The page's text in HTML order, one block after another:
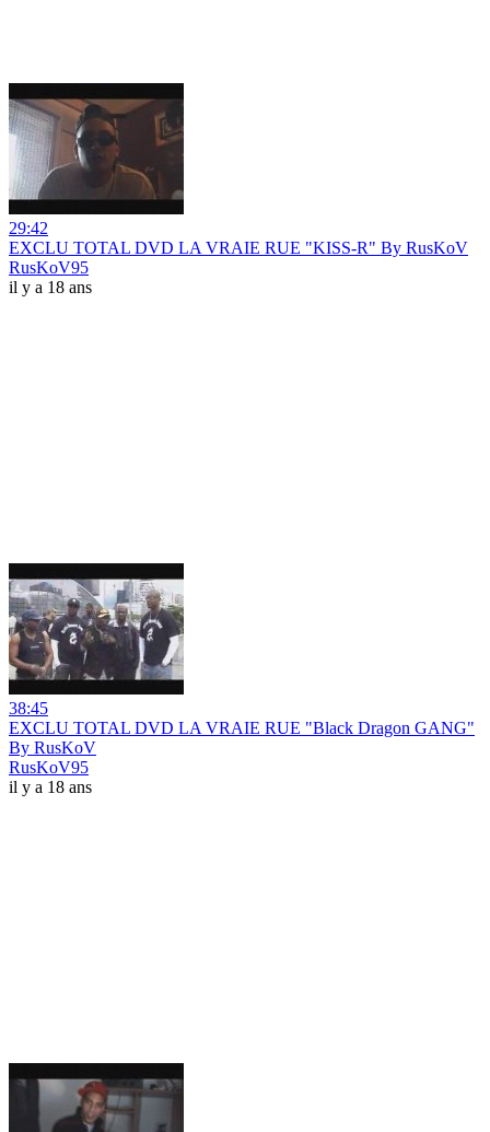
29:42
EXCLU TOTAL DVD LA VRAIE RUE "KISS-R" By RusKoV
RusKoV95
il y a 18 ans
38:45
EXCLU TOTAL DVD LA VRAIE RUE "Black Dragon GANG"
By RusKoV
RusKoV95
il y a 18 ans